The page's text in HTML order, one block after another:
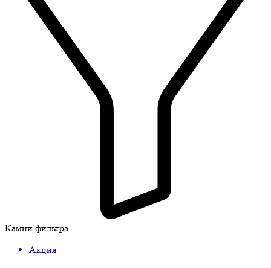
Камни фильтра
Акция